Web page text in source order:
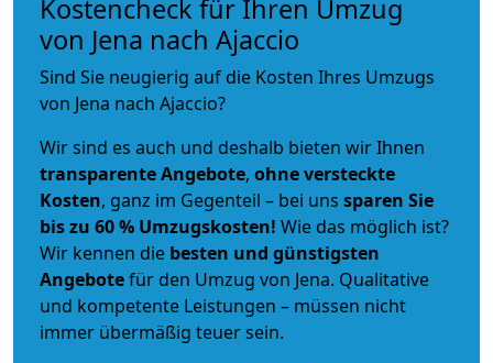
Kostencheck für Ihren Umzug
von Jena nach Ajaccio
Sind Sie neugierig auf die Kosten Ihres Umzugs
von Jena nach Ajaccio?
Wir sind es auch und deshalb bieten wir Ihnen
transparente Angebote, ohne versteckte
Kosten, ganz im Gegenteil – bei uns sparen Sie
bis zu 60 % Umzugskosten! Wie das möglich ist?
Wir kennen die besten und günstigsten
Angebotefür den Umzug von Jena. Qualitative
und kompetente Leistungen – müssen nicht
immer übermäßig teuer sein.